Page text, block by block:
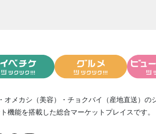
・ オメカシ（美容） ・ チョクバイ（産地直送） の
機能を搭載した総合マーケットプレイスです。